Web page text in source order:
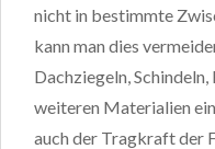
nicht in bestimmte
kann man dies
Dachziegeln,
weiteren Materialien
auch der Tragkraft der